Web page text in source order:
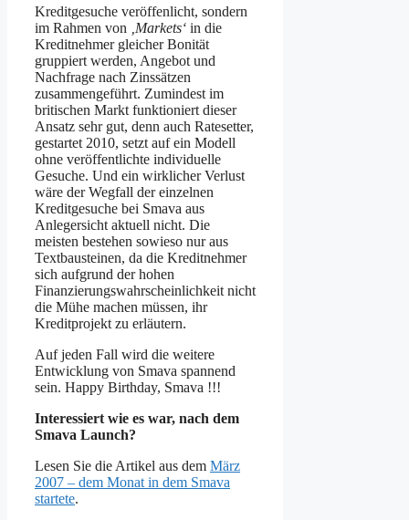
Kreditgesuche veröffenlicht, sondern
im Rahmen von ‚Markets‘ in die
Kreditnehmer gleicher Bonität
gruppiert werden, Angebot und
Nachfrage nach Zinssätzen
zusammengeführt. Zumindest im
britischen Markt funktioniert dieser
Ansatz sehr gut, denn auch Ratesetter,
gestartet 2010, setzt auf ein Modell
ohne veröffentlichte individuelle
Gesuche. Und ein wirklicher Verlust
wäre der Wegfall der einzelnen
Kreditgesuche bei Smava aus
Anlegersicht aktuell nicht. Die
meisten bestehen sowieso nur aus
Textbausteinen, da die Kreditnehmer
sich aufgrund der hohen
Finanzierungswahrscheinlichkeit nicht
die Mühe machen müssen, ihr
Kreditprojekt zu erläutern.
Auf jeden Fall wird die weitere
Entwicklung von Smava spannend
sein. Happy Birthday, Smava !!!
Interessiert wie es war, nach dem
Smava Launch?
Lesen Sie die Artikel aus dem März
2007 – dem Monat in dem Smava
startete.